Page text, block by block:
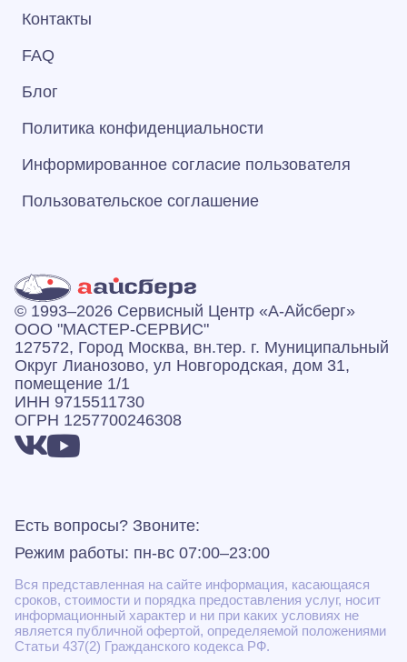
Контакты
FAQ
Блог
Политика конфиденциальности
Информированное согласие пользователя
Пользовательское соглашение
© 1993–2026 Сервисный Центр «А‑Айсберг»
ООО "МАСТЕР-СЕРВИС"
127572, Город Москва, вн.тер. г. Муниципальный
Округ Лианозово, ул Новгородская, дом 31,
помещение 1/1
ИНН 9715511730
ОГРН 1257700246308
Есть вопросы? Звоните:
Режим работы: пн-вс 07:00–23:00
Вся представленная на сайте информация, касающаяся
сроков, стоимости и порядка предоставления услуг, носит
информационный характер и ни при каких условиях не
является публичной офертой, определяемой положениями
Статьи 437(2) Гражданского кодекса РФ.